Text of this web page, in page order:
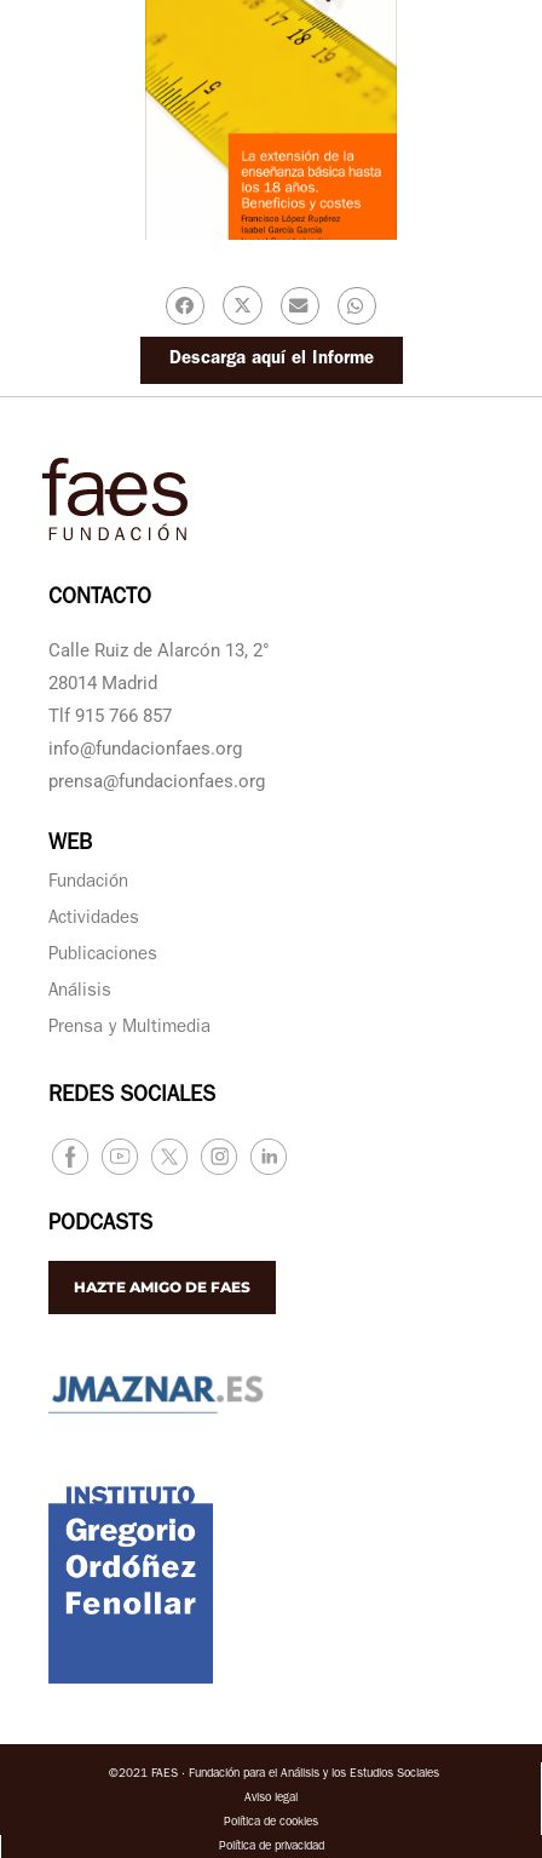
Descarga aquí el Informe
CONTACTO
Calle Ruiz de Alarcón 13, 2°
28014 Madrid
Tlf 915 766 857
info@fundacionfaes.org
prensa@fundacionfaes.org
WEB
Fundación
Actividades
Publicaciones
Análisis
Prensa y Multimedia
REDES SOCIALES
PODCASTS
HAZTE AMIGO DE FAES
©2021 FAES · Fundación para el Análisis y los Estudios Sociales
Aviso legal
Política de cookies
Política de privacidad